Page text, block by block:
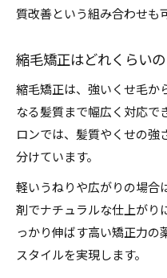
ホットペッパー
質改善という組み合わせも
縮毛矯正はどれくらい
縮毛矯正は、強いくせ毛か
なる髪質まで幅広く対応で
ロンでは、髪質やくせの強
分けています。
軽いうねりや広がりの場合
剤でナチュラルな仕上がり
っかり伸ばす高い矯正力の
スタイルを実現します。